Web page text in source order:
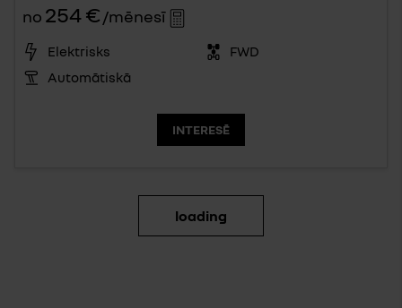
no 254 € /mēnesī
Elektrisks
FWD
Automātiskā
INTERESĒ
loading